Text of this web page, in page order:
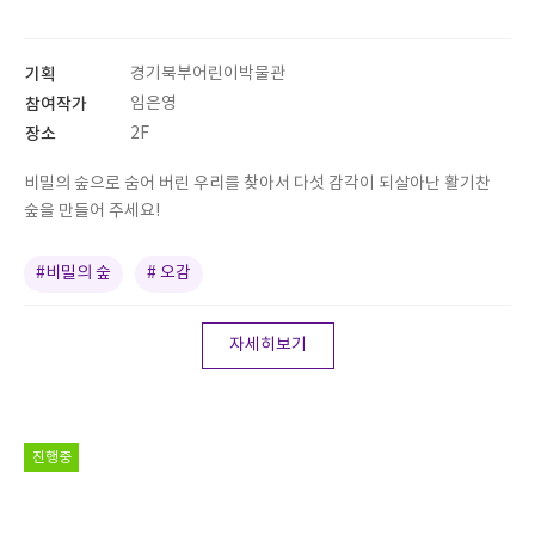
기획 경기북부어린이박물관
참여작가 임은영
장소 2F
비밀의 숲으로 숨어 버린 우리를 찾아서 다섯 감각이 되살아난 활기찬
숲을 만들어 주세요!
#비밀의 숲 # 오감
자세히보기
진행중